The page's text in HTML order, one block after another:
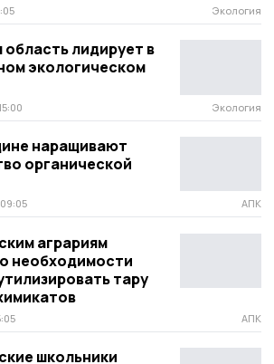
Экология
область лидирует в
экологическом
Экология
наращивают
органической
АПК
аграриям
необходимости
тару
АПК
школьники